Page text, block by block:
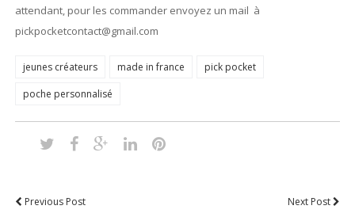
attendant, pour les commander envoyez un mail à
pickpocketcontact@gmail.com
jeunes créateurs made in france
pick pocket
poche personnalisé
Previous Post Next Post